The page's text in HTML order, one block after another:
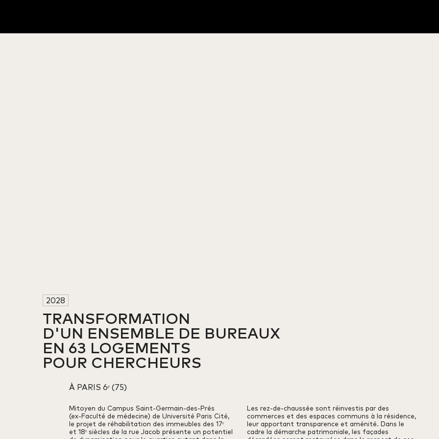
2028
TRANSFORMATION
D'UN ENSEMBLE DE BUREAUX
EN 63 LOGEMENTS
POUR CHERCHEURS
À PARIS 6ᵉ (75)
Mitoyen du Campus Saint-Germain-des-Prés
(ex-Faculté de médecine) de Université Paris Cité,
le projet de réhabilitation des immeubles des 17ᵉ
et 18ᵉ siècles de la rue Jacob présente un potentiel
Les rez-de-chaussée sont réinvestis par des
commerces et des espaces communs à la résidence,
leur apportant transparence et aménité. Dans le
cadre la démarche patrimoniale, les façades